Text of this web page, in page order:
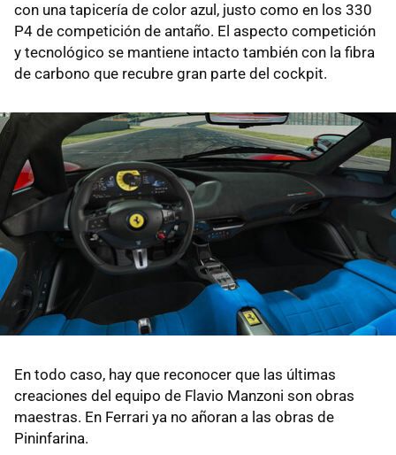
con una tapicería de color azul, justo como en los 330
P4 de competición de antaño. El aspecto competición
y tecnológico se mantiene intacto también con la fibra
de carbono que recubre gran parte del cockpit.
En todo caso, hay que reconocer que las últimas
creaciones del equipo de Flavio Manzoni son obras
maestras. En Ferrari ya no añoran a las obras de
Pininfarina.